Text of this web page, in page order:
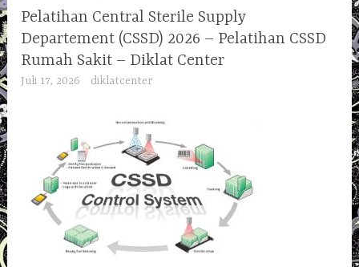
Pelatihan Central Sterile Supply
Departement (CSSD) 2026 – Pelatihan CSSD
Rumah Sakit – Diklat Center
Juli 17, 2026 diklatcenter